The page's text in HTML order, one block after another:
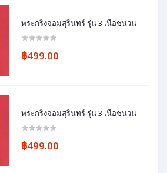
พระกริ่งจอมสุรินทร์ รุ่น 3 เนื้อชนวน
฿499.00
พระกริ่งจอมสุรินทร์ รุ่น 3 เนื้อชนวน
฿499.00